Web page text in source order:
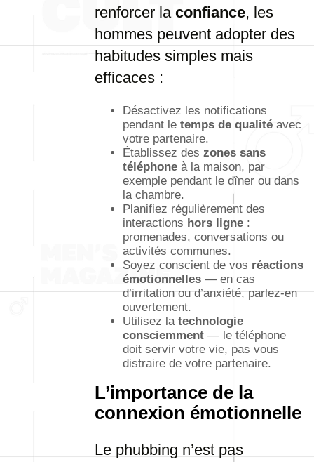
renforcer la confiance, les
hommes peuvent adopter des
habitudes simples mais
efficaces :
Désactivez les notifications
pendant le temps de qualité avec
votre partenaire.
Établissez des zones sans
téléphone à la maison, par
exemple pendant le dîner ou dans
la chambre.
Planifiez régulièrement des
interactions hors ligne :
promenades, conversations ou
activités communes.
Soyez conscient de vos réactions
émotionnelles — en cas
d’irritation ou d’anxiété, parlez-en
ouvertement.
Utilisez la technologie
consciemment — le téléphone
doit servir votre vie, pas vous
distraire de votre partenaire.
L’importance de la
connexion émotionnelle
Le phubbing n’est pas